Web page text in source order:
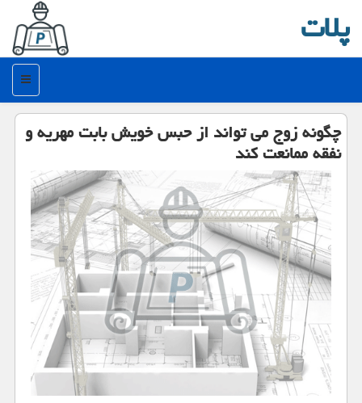
پلات
منو
چگونه زوج می تواند از حبس خویش بابت مهریه و
نفقه ممانعت كند